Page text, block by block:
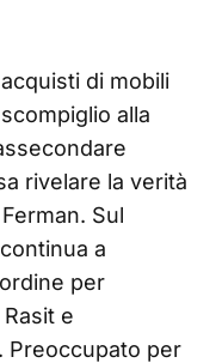
di mobili
alla
rivelare la verità
Sul
a
per
e
Preoccupato per